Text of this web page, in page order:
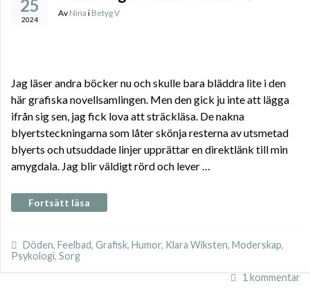
25
2024
Av Nina i Betyg V
Jag läser andra böcker nu och skulle bara bläddra lite i den
här grafiska novellsamlingen. Men den gick ju inte att lägga
ifrån sig sen, jag fick lova att sträckläsa. De nakna
blyertsteckningarna som låter skönja resterna av utsmetad
blyerts och utsuddade linjer upprättar en direktlänk till min
amygdala. Jag blir väldigt rörd och lever …
Fortsätt läsa
Döden, Feelbad, Grafisk, Humor, Klara Wiksten, Moderskap,
Psykologi, Sorg
1 kommentar